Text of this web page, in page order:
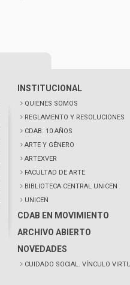
INSTITUCIONAL
QUIENES SOMOS
REGLAMENTO Y RESOLUCIONES
CDAB: 10 AÑOS
ARTE Y GÉNERO
ARTEXVER
FACULTAD DE ARTE
BIBLIOTECA CENTRAL UNICEN
UNICEN
CDAB EN MOVIMIENTO
ARCHIVO ABIERTO
NOVEDADES
CUIDADO SOCIAL. VÍNCULO